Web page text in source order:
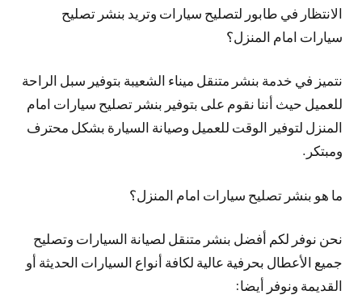
الانتظار في طابور لتصليح سيارات وتريد بنشر تصليح
سيارات امام المنزل؟
نتميز في خدمة بنشر متنقل ميناء الشعيبة بتوفير سبل الراحة
للعميل حيث أننا نقوم على بتوفير بنشر تصليح سيارات امام
المنزل لتوفير الوقت للعميل وصيانة السيارة بشكل محترف
ومبتكر.
ما هو بنشر تصليح سيارات امام المنزل؟
نحن نوفر لكم أفضل بنشر متنقل لصيانة السيارات وتصليح
جميع الأعطال بحرفية عالية لكافة أنواع السيارات الحديثة أو
القديمة ونوفر أيضا: